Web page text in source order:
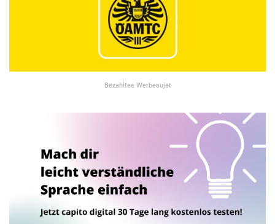
Bezahltes Werbesujet